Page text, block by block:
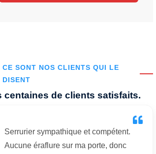
CE SONT NOS CLIENTS QUI LE
DISENT
centaines de clients satisfaits.
Serrurier sympathique et compétent.
Aucune éraflure sur ma porte, donc